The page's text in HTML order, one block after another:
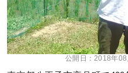
公開日：2018年08